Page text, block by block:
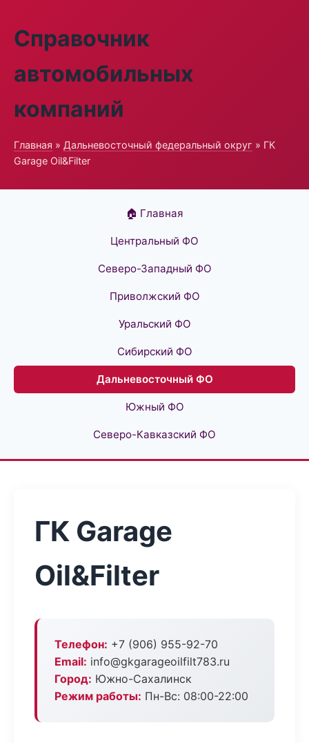
Справочник
автомобильных
компаний
Главная » Дальневосточный федеральный округ » ГК
Garage Oil&Filter
🏠 Главная
Центральный ФО
Северо-Западный ФО
Приволжский ФО
Уральский ФО
Сибирский ФО
Дальневосточный ФО
Южный ФО
Северо-Кавказский ФО
ГК Garage
Oil&Filter
Телефон: +7 (906) 955-92-70
Email: info@gkgarageoilfilt783.ru
Город: Южно-Сахалинск
Режим работы: Пн-Вс: 08:00-22:00